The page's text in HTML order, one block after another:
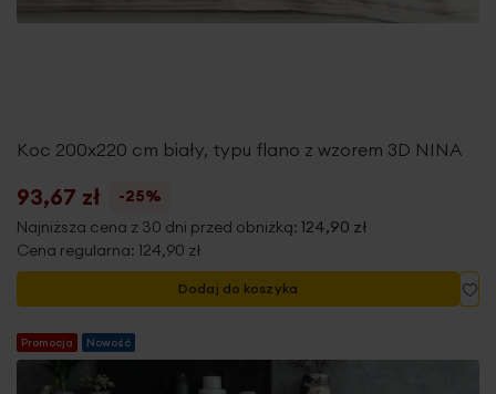
Koc 200x220 cm biały, typu flano z wzorem 3D NINA
93,67 zł
-25%
Najniższa cena z 30 dni przed obniżką: 124,90 zł
Cena regularna: 124,90 zł
Dodaj do koszyka
Promocja Nowość